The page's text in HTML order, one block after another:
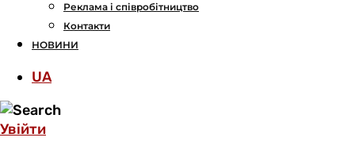
Реклама і співробітництво
Контакти
НОВИНИ
UA
Увійти